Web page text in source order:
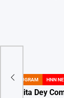
POSTED
GURUGRAM HNN
Asmita Dey